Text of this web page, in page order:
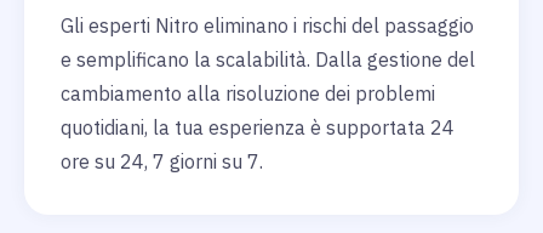
Gli esperti Nitro eliminano i rischi del passaggio
e semplificano la scalabilità. Dalla gestione del
cambiamento alla risoluzione dei problemi
quotidiani, la tua esperienza è supportata 24
ore su 24, 7 giorni su 7.